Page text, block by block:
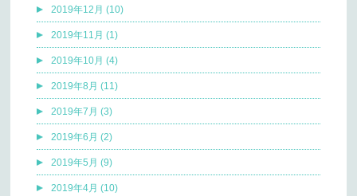
2019年12月 (10)
2019年11月 (1)
2019年10月 (4)
2019年8月 (11)
2019年7月 (3)
2019年6月 (2)
2019年5月 (9)
2019年4月 (10)